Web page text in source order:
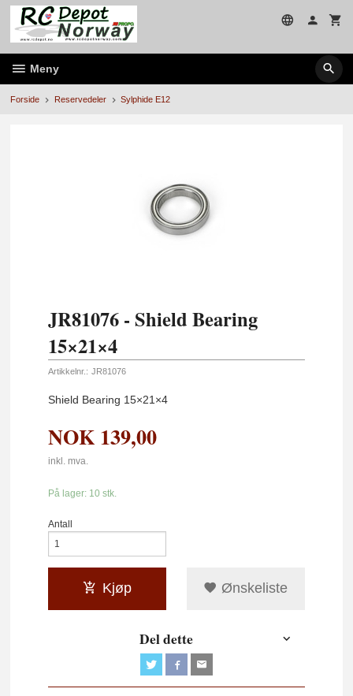
Gå
innholdet
Meny
Forside Reservedeler Sylphide E12
JR81076 - Shield Bearing
15×21×4
Artikkelnr.: JR81076
Shield Bearing 15×21×4
NOK 139,00
inkl. mva.
På lager: 10 stk.
Antall
Kjøp Ønskeliste
Del dette